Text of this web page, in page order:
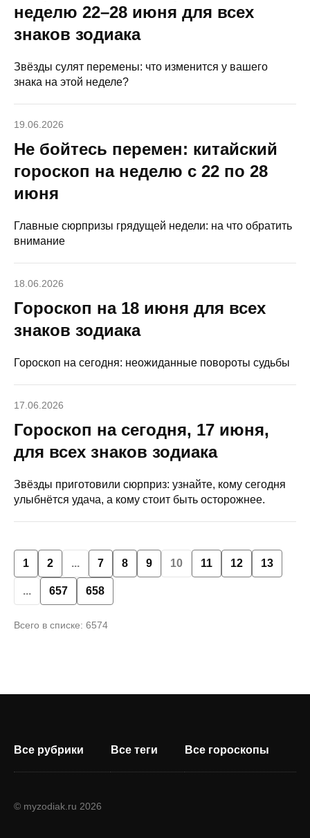
неделю 22–28 июня для всех
знаков зодиака
Звёзды сулят перемены: что изменится у вашего
знака на этой неделе?
19.06.2026
Не бойтесь перемен: китайский
гороскоп на неделю с 22 по 28
июня
Главные сюрпризы грядущей недели: на что обратить
внимание
18.06.2026
Гороскоп на 18 июня для всех
знаков зодиака
Гороскоп на сегодня: неожиданные повороты судьбы
17.06.2026
Гороскоп на сегодня, 17 июня,
для всех знаков зодиака
Звёзды приготовили сюрприз: узнайте, кому сегодня
улыбнётся удача, а кому стоит быть осторожнее.
1 2 ... 7 8 9 10 11 12 13
... 657 658
Всего в списке: 6574
Все рубрики Все теги Все гороскопы
© myzodiak.ru 2026